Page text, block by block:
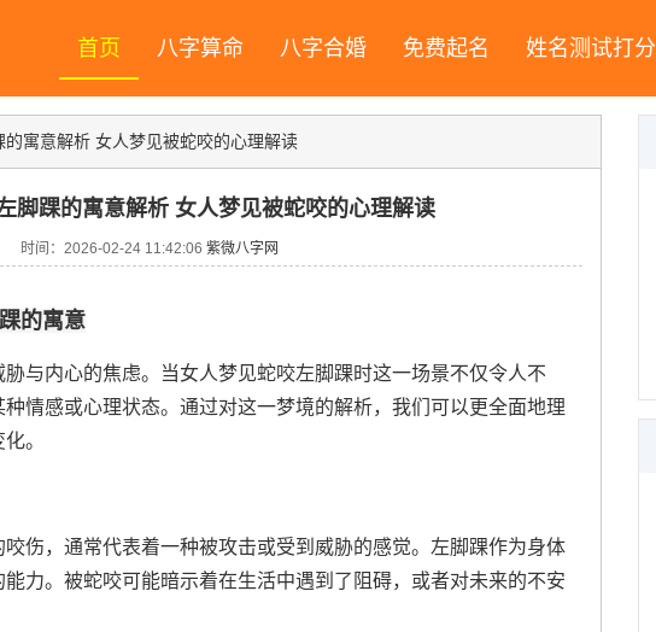
首页 八字算命 八字合婚 免费起名 姓名测试打分
寓意解析 女人梦见被蛇咬的心理解读
脚踝的寓意解析 女人梦见被蛇咬的心理解读
时间：2026-02-24 11:42:06 紫微八字网
的寓意
与内心的焦虑。当女人梦见蛇咬左脚踝时这一场景不仅令人不
情感或心理状态。通过对这一梦境的解析，我们可以更全面地理
。
伤，通常代表着一种被攻击或受到威胁的感觉。左脚踝作为身体
力。被蛇咬可能暗示着在生活中遇到了阻碍，或者对未来的不安